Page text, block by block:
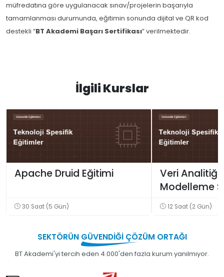
müfredatına göre uygulanacak sınav/projelerin başarıyla
tamamlanması durumunda, eğitimin sonunda dijital ve QR kod
destekli “BT Akademi Başarı Sertifikası” verilmektedir.
İlgili Kurslar
Apache Druid Eğitimi
30 Saat (5 Gün)
Veri Analitiği
Modelleme
Giriş Eğitimi
12 Saat (2 Gün)
SEKTÖRÜN GÜVENDİĞİÇÖZÜM ORTAĞI
BT Akademi'yi tercih eden 4.000'den fazla kurum yanılmıyor.